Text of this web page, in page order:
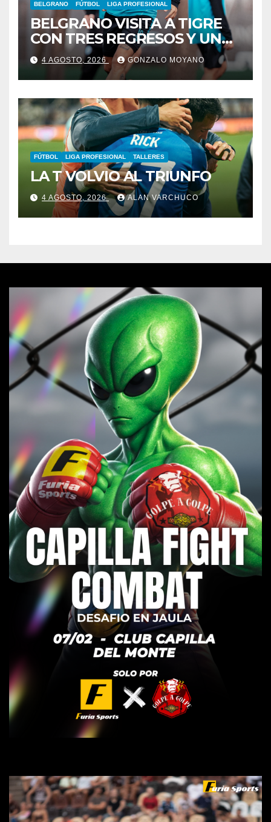
BELGRANO FÚTBOL LIGA PROFESIONAL
BELGRANO VISITA A TIGRE
CON TRES REGRESOS Y UNA
BAJA OBLIGADA
4 AGOSTO, 2026 GONZALO MOYANO
FÚTBOL LIGA PROFESIONAL TALLERES
LA T VOLVIO AL TRIUNFO
4 AGOSTO, 2026 ALAN VARCHUCO